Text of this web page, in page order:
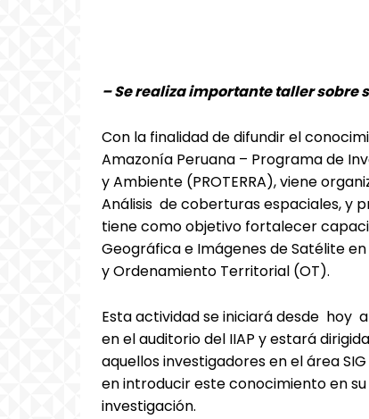
– Se realiza importante taller
Con la finalidad de difundir el
Amazonía Peruana – Programa de
y Ambiente (PROTERRA), viene
Análisis de coberturas espaciales, y
tiene como objetivo fortalecer
Geográfica e Imágenes de Satélite
y Ordenamiento Territorial (OT).
Esta actividad se iniciará desde hoy
en el auditorio del IIAP y estará
aquellos investigadores en el área
en introducir este conocimiento en
investigación.